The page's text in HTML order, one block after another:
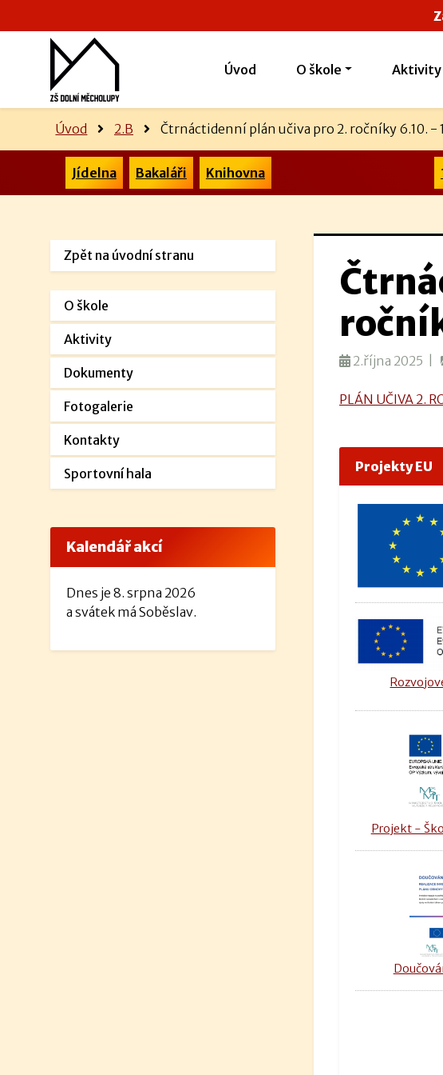
Úvod O škole Aktivity
Úvod 2.B Čtrnáctidenní plán učiva pro 2. ročníky 6.10. -
Jídelna Bakaláři Knihovna
2.října 2025 |
PLÁN UČIVA 2.
Projekty EU
Projekt -
Zpět na úvodní stranu
O škole
Aktivity
Dokumenty
Fotogalerie
Kontakty
Sportovní hala
Kalendář akcí
Dnes je 8. srpna 2026
a svátek má Soběslav.